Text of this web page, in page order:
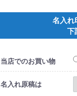
名入れ
下
当店でのお買い物
名入れ原稿は